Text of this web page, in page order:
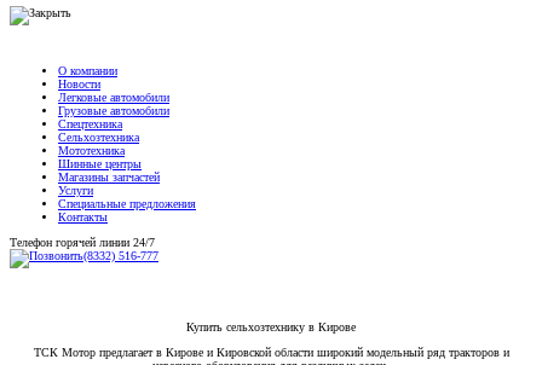
Новости
Легковые автомобили
Грузовые автомобили
Спецтехника
Сельхозтехника
Мототехника
Шинные центры
Магазины запчастей
Услуги
Специальные предложения
Контакты
Телефон горячей линии 24/7
(8332) 516-777
ТСК Мотор предлагает в Кирове и Кировской области широкий модельный ряд тракторов и
навесного оборудования для различных задач.